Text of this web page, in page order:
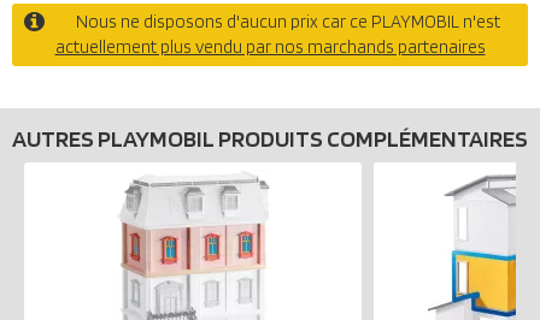
Nous ne disposons d'aucun prix car ce PLAYMOBIL n'est
actuellement plus vendu par nos marchands partenaires
AUTRES PLAYMOBIL PRODUITS COMPLÉMENTAIRES